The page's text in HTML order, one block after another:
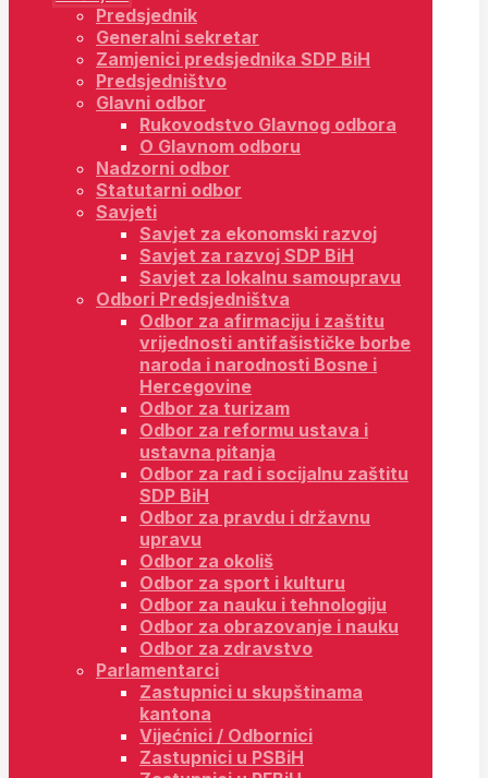
Predsjednik
Generalni sekretar
Zamjenici predsjednika SDP BiH
Predsjedništvo
Glavni odbor
Rukovodstvo Glavnog odbora
O Glavnom odboru
Nadzorni odbor
Statutarni odbor
Savjeti
Savjet za ekonomski razvoj
Savjet za razvoj SDP BiH
Savjet za lokalnu samoupravu
Odbori Predsjedništva
Odbor za afirmaciju i zaštitu
vrijednosti antifašističke borbe
naroda i narodnosti Bosne i
Hercegovine
Odbor za turizam
Odbor za reformu ustava i
ustavna pitanja
Odbor za rad i socijalnu zaštitu
SDP BiH
Odbor za pravdu i državnu
upravu
Odbor za okoliš
Odbor za sport i kulturu
Odbor za nauku i tehnologiju
Odbor za obrazovanje i nauku
Odbor za zdravstvo
Parlamentarci
Zastupnici u skupštinama
kantona
Vijećnici / Odbornici
Zastupnici u PSBiH